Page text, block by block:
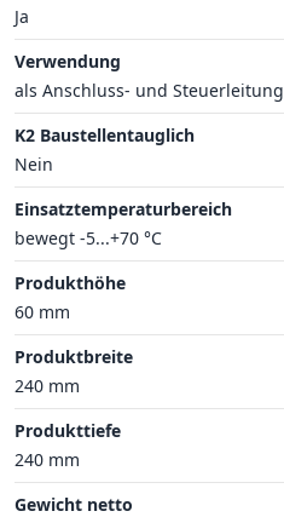
Ja
Verwendung
als Anschluss- und Steuerleitung
K2 Baustellentauglich
Nein
Einsatztemperaturbereich
bewegt -5...+70 °C
Produkthöhe
60 mm
Produktbreite
240 mm
Produkttiefe
240 mm
Gewicht netto